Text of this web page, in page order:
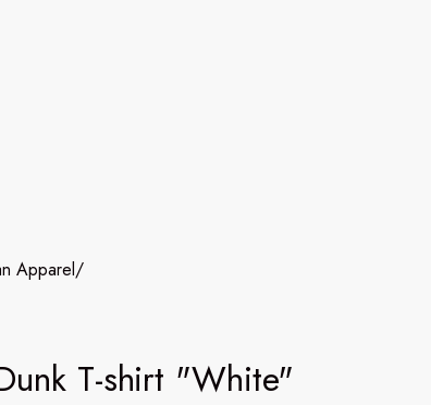
Apparel/
T-shirt "White"